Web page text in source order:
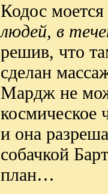
Кодос
людей, в
решив, что
сделан
Мардж не
космическое
и она
собачкой
план…